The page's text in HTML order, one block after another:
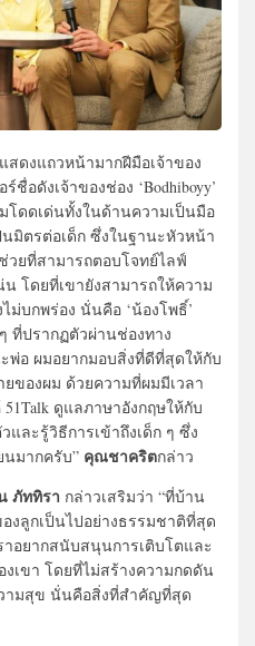
สดงแถวหน้ามากฝีมือเจ้าของ
อดังเจ้าของช่อง ‘Bodhiboyy’
โดดเด่นทั้งในด้านความเป็นมือ
มิตรต่อเด็ก ซึ่งในฐานะหัวหน้า
ยที่สามารถตอบโจทย์ไลฟ์
โดยที่เขายังสามารถให้ความ
บกพร่อง นั่นคือ ‘น้องโพธิ์’
ที่ปรากฏตัวผ่านช่องทาง
พ่อ ผมอยากมอบสิ่งที่ดีที่สุดให้กับ
ของผม ด้วยความที่ผมมีเวลา
ดูแลภาษาอังกฤษให้กับ
ละรู้วิธีการเข้าถึงเด็ก ๆ ซึ่ง
มากครับ” คุณชาคริตกล่าว
ภัททิรา กล่าวเสริมว่า “ที่บ้าน
องลูกเป็นไปอย่างธรรมชาติที่สุด
าอยากสนับสนุนการเติบโตและ
งเขา โดยที่ไม่สร้างความกดดัน
วามสุข นั่นคือสิ่งที่สำคัญที่สุด